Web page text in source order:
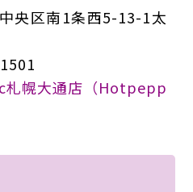
央区南1条西5-13-1太
札幌大通店（Hotpepp